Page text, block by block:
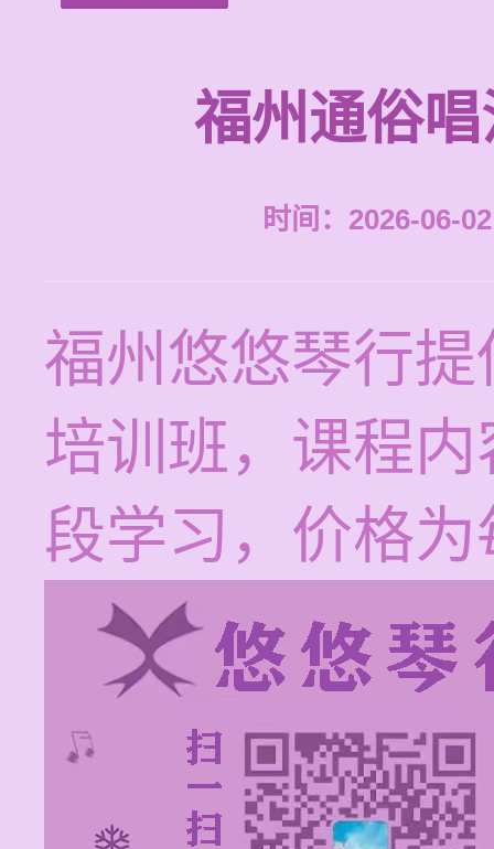
福州通俗
时间：2026-06-
福州悠悠琴行
培训班，课程
段学习，价格